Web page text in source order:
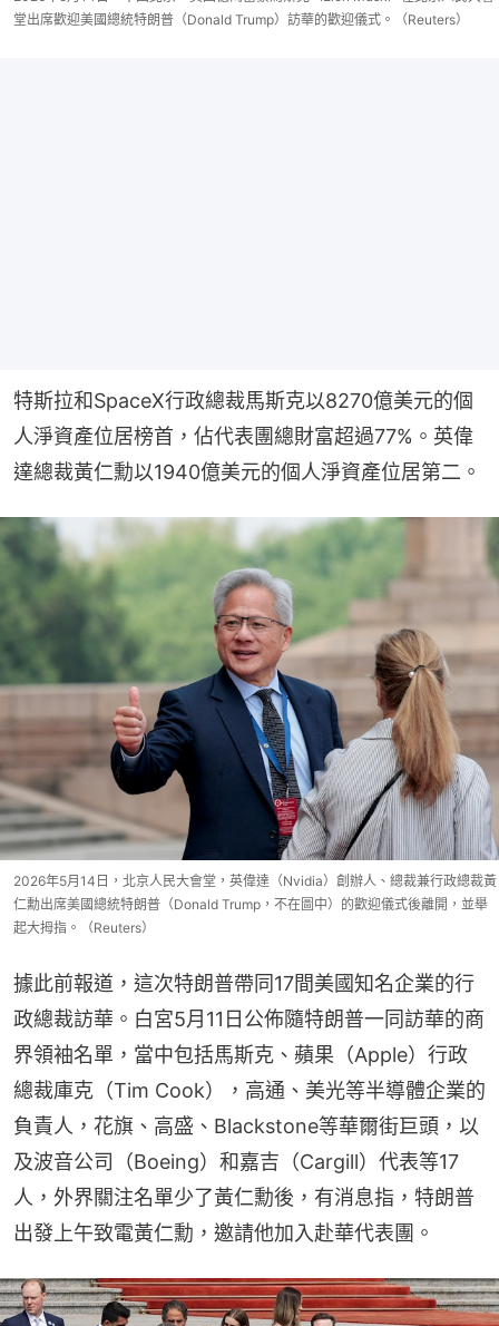
堂出席歡迎美國總統特朗普（Donald Trump）訪華的歡迎儀式。（Reuters）
特斯拉和SpaceX行政總裁馬斯克以8270億美元的個
人淨資產位居榜首，佔代表團總財富超過77%。英偉
達總裁黃仁勳以1940億美元的個人淨資產位居第二。
2026年5月14日，北京人民大會堂，英偉達（Nvidia）創辦人、總裁兼行政總裁黃
仁勳出席美國總統特朗普（Donald Trump，不在圖中）的歡迎儀式後離開，並舉
起大拇指。（Reuters）
據此前報道，這次特朗普帶同17間美國知名企業的行
政總裁訪華。白宮5月11日公佈隨特朗普一同訪華的商
界領袖名單，當中包括馬斯克、蘋果（Apple）行政
總裁庫克（Tim Cook），高通、美光等半導體企業的
負責人，花旗、高盛、Blackstone等華爾街巨頭，以
及波音公司（Boeing）和嘉吉（Cargill）代表等17
人，外界關注名單少了黃仁勳後，有消息指，特朗普
出發上午致電黃仁勳，邀請他加入赴華代表團。